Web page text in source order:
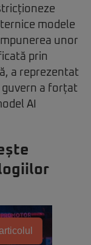
modele
unor
prin
a reprezentat
guvern a forțat
AI